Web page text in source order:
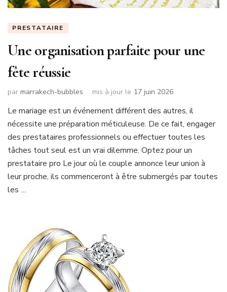
PRESTATAIRE
Une organisation parfaite pour une
fête réussie
par marrakech-bubbles mis à jour le 17 juin 2026
Le mariage est un événement différent des autres, il
nécessite une préparation méticuleuse. De ce fait, engager
des prestataires professionnels ou effectuer toutes les
tâches tout seul est un vrai dilemme. Optez pour un
prestataire pro Le jour où le couple annonce leur union à
leur proche, ils commenceront à être submergés par toutes
les …